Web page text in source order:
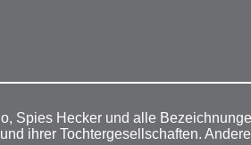
Spies Hecker und alle
ihrer Tochtergesellschaften.